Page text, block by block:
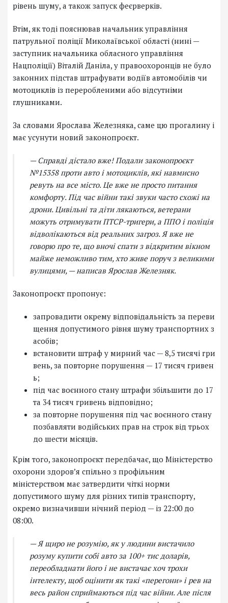
рівень шуму, а також запуск феєрверків.
Втім, як тоді пояснював начальник управління
патрульної поліції Миколаївської області (нині —
заступник начальника обласного управління
Нацполіції) Віталій Даніла, у правоохоронців не було
законних підстав штрафувати водіїв автомобілів чи
мотоциклів із переробленими або відсутніми
глушниками.
За словами Ярослава Железняка, саме цю прогалину і
має усунути новий законопроєкт.
— Справді дістало вже! Подали законопроєкт
№15358 проти авто і мотоциклів, які навмисно
ревуть на все місто. Це вже не просто питання
комфорту. Під час війни такі звуки часто схожі на
дрони. Цивільні та діти лякаються, ветерани
можуть отримувати ПТСР-тригери, а ППО і поліція
відволікаються від реальних загроз. Я вже не
говорю про те, що вночі спати з відкритим вікном
майже неможливо тим, хто живе поруч з великими
вулицями, — написав Ярослав Железняк.
Законопроєкт пропонує:
запровадити окрему відповідальність за переви
щення допустимого рівня шуму транспортних з
асобів;
встановити штраф у мирний час — 8,5 тисячі гри
вень, за повторне порушення — 17 тисяч гривен
ь;
під час воєнного стану штрафи збільшити до 17
та 34 тисяч гривень відповідно;
за повторне порушення під час воєнного стану
позбавляти водійських прав на строк від трьох
до шести місяців.
Крім того, законопроєкт передбачає, що Міністерство
охорони здоров’я спільно з профільним
міністерством має затвердити чіткі норми
допустимого шуму для різних типів транспорту,
окремо визначивши нічний період — із 22:00 до
08:00.
— Я щиро не розумію, як у людини вистачило
розуму купити собі авто за 100+ тис доларів,
переобладнати його і не вистачає хоч трохи
інтелекту, щоб оцінити як такі «перегони» і рев на
весь район сприймаються під час війни. Але після